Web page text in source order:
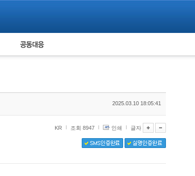
피해자 공동대응
2025.03.10 18:05:41
KR 조회 8947 인쇄 글자